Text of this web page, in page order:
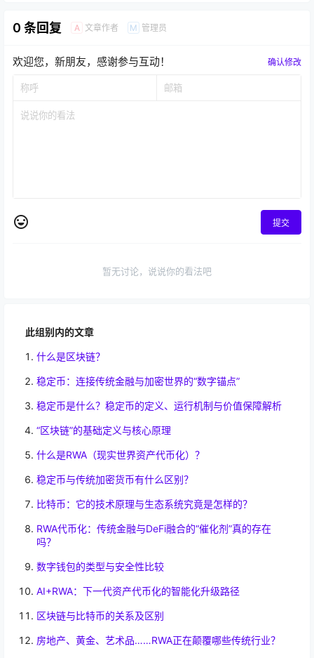
此组别内的文章
什么是区块链？
稳定币：连接传统金融与加密世界的“数字锚点”
稳定币是什么？稳定币的定义、运行机制与价值保障解析
“区块链”的基础定义与核心原理
什么是RWA（现实世界资产代币化）？
稳定币与传统加密货币有什么区别？
比特币：它的技术原理与生态系统究竟是怎样的？
RWA代币化：传统金融与DeFi融合的“催化剂”真的存在
吗？
数字钱包的类型与安全性比较
AI+RWA：下一代资产代币化的智能化升级路径
区块链与比特币的关系及区别
房地产、黄金、艺术品……RWA正在颠覆哪些传统行业？
0 条回复 A 文章作者 M 管理员
欢迎您，新朋友，感谢参与互动！ 确认修改
提交
暂无讨论，说说你的看法吧